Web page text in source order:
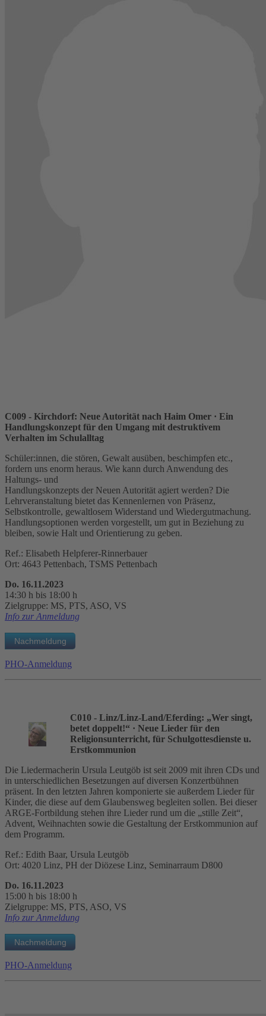
C009 - Kirchdorf: Neue Autorität nach Haim Omer · Ein
Handlungskonzept für den Umgang mit destruktivem
Verhalten im Schulalltag
Schüler:innen, die stören, Gewalt ausüben, beschimpfen etc.,
fordern uns enorm heraus. Wie kann durch Anwendung des
Haltungs- und
Handlungskonzepts der Neuen Autorität agiert werden? Die
Lehrveranstaltung bietet das Kennenlernen von Präsenz,
Selbstkontrolle, gewaltlosem Widerstand und Wiedergutmachung.
Handlungsoptionen werden vorgestellt, um gut in Beziehung zu
bleiben, sowie Halt und Orientierung zu geben.
Ref.: Elisabeth Helpferer-Rinnerbauer
Ort: 4643 Pettenbach, TSMS Pettenbach
Do. 16.11.2023
14:30 h bis 18:00 h
Zielgruppe: MS, PTS, ASO, VS
Info zur Anmeldung
PHO-Anmeldung
C010 - Linz/Linz-Land/Eferding: „Wer singt,
betet doppelt!“ · Neue Lieder für den
Religionsunterricht, für Schulgottesdienste u.
Erstkommunion
Die Liedermacherin Ursula Leutgöb ist seit 2009 mit ihren CDs und
in unterschiedlichen Besetzungen auf diversen Konzertbühnen
präsent. In den letzten Jahren komponierte sie außerdem Lieder für
Kinder, die diese auf dem Glaubensweg begleiten sollen. Bei dieser
ARGE-Fortbildung stehen ihre Lieder rund um die „stille Zeit“,
Advent, Weihnachten sowie die Gestaltung der Erstkommunion auf
dem Programm.
Ref.: Edith Baar, Ursula Leutgöb
Ort: 4020 Linz, PH der Diözese Linz, Seminarraum D800
Do. 16.11.2023
15:00 h bis 18:00 h
Zielgruppe: MS, PTS, ASO, VS
Info zur Anmeldung
PHO-Anmeldung